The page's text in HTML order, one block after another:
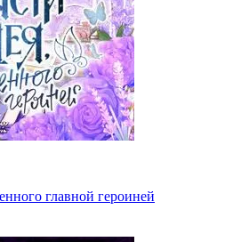
главной героиней